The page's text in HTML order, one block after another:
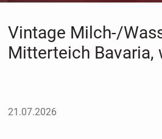
Vintage Milch-/
Mitterteich Bavaria,
21.07.2026